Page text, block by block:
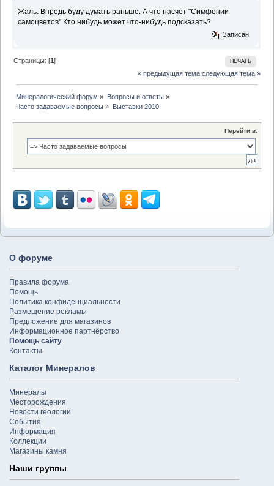
Жаль. Впредь буду думать раньше. А что насчет "Симфонии
самоцветов" Кто нибудь может что-нибудь подсказать?
Записан
ПЕЧАТЬ
Страницы: [1]
« предыдущая тема следующая тема »
Минералогический форум » Вопросы и ответы»
Часто задаваемые вопросы » Выставки 2010
Перейти в:
О форуме
Правила форума
Помощь
Политика конфиденциальности
Размещение рекламы
Предложение для магазинов
Информационное партнёрство
Помощь сайту
Контакты
Каталог Минералов
Минералы
Месторождения
Новости геологии
События
Информация
Коллекции
Магазины камня
Наши группы